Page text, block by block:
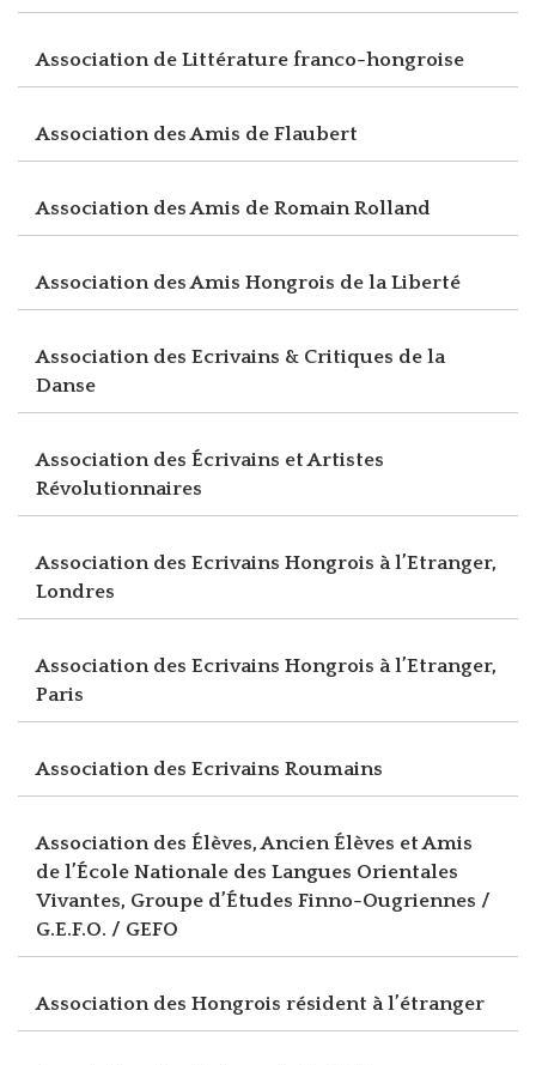
Association de Littérature franco-hongroise
Association des Amis de Flaubert
Association des Amis de Romain Rolland
Association des Amis Hongrois de la Liberté
Association des Ecrivains & Critiques de la
Danse
Association des Écrivains et Artistes
Révolutionnaires
Association des Ecrivains Hongrois à l’Etranger,
Londres
Association des Ecrivains Hongrois à l’Etranger,
Paris
Association des Ecrivains Roumains
Association des Élèves, Ancien Élèves et Amis
de l’École Nationale des Langues Orientales
Vivantes, Groupe d’Études Finno-Ougriennes /
G.E.F.O. / GEFO
Association des Hongrois résident à l’étranger